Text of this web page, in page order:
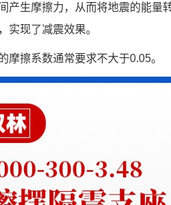
产生摩擦力，从而将地震的能量
实现了减震效果。
摩擦系数通常要求不大于0.05。